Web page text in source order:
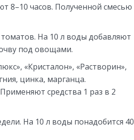
8–10 часов. Полученной смесью
На 10 л воды добавляют
под овощами.
«Кристалон», «Растворин»,
цинка, марганца.
средства 1 раз в 2
На 10 л воды понадобится 40